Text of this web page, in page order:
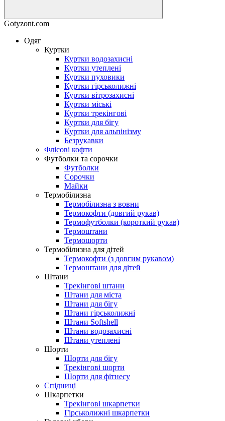
Gotyzont.com
Одяг
Куртки
Куртки водозахисні
Куртки утеплені
Куртки пуховики
Куртки гірськолижні
Куртки вітрозахисні
Куртки міські
Куртки трекінгові
Куртки для бігу
Куртки для альпінізму
Безрукавки
Флісові кофти
Футболки та сорочки
Футболки
Сорочки
Майки
Термобілизна
Термобілизна з вовни
Термокофти (довгий рукав)
Термофутболки (короткий рукав)
Термоштани
Термошорти
Термобілизна для дітей
Термокофти (з довгим рукавом)
Термоштани для дітей
Штани
Трекінгові штани
Штани для міста
Штани для бігу
Штани гірськолижні
Штани Softshell
Штани водозахисні
Штани утеплені
Шорти
Шорти для бігу
Трекінгові шорти
Шорти для фітнесу
Спідниці
Шкарпетки
Трекінгові шкарпетки
Гірськолижні шкарпетки